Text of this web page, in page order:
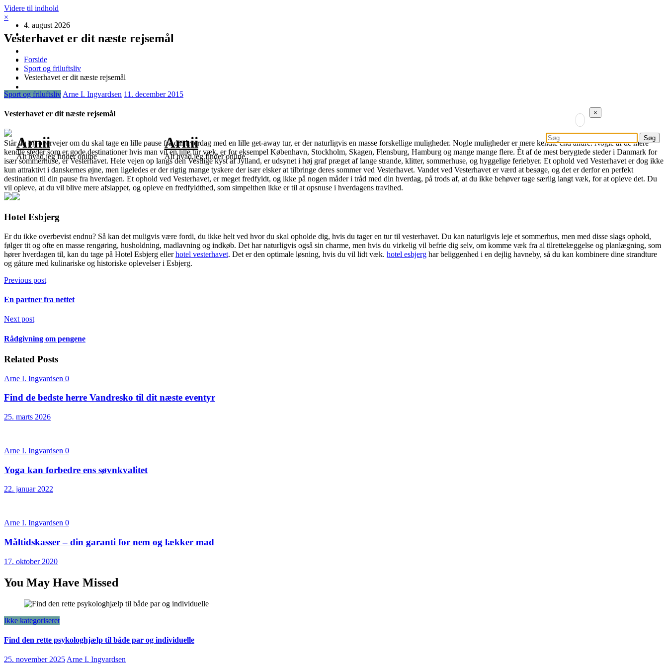
Videre til indhold
4. august 2026
Arnii
Alt hvad jeg finder online
Arnii
Alt hvad jeg finder online
×
×
Vesterhavet er dit næste rejsemål
Forside
Sport og friluftsliv
Vesterhavet er dit næste rejsemål
Sport og friluftsliv Arne I. Ingvardsen 11. december 2015
Vesterhavet er dit næste rejsemål
Står du og overvejer om du skal tage en lille pause fra din hverdag med en lille get-away tur, er der naturligvis en masse forskellige muligheder. Nogle muligheder er mere kendte end andre. Nogle af de mere
kendte steder som er gode destinationer hvis man vil en lille tur væk, er for eksempel København, Stockholm, Skagen, Flensburg, Hamburg og mange mange flere. Èt af de mest berygtede steder i Danmark for
især sommerhuse, er Vesterhavet. Hele vejen op langs den Vestlige kyst af Jylland, er udsynet i høj graf præget af lange strande, klitter, sommerhuse, og hyggelige feriebyer. Et ophold ved Vesterhavet er dog ikke
kun attraktivt i danskernes øjne, men ligeledes er der rigtig mange tyskere der især elsker at tilbringe deres sommer ved Vesterhavet. Vandet ved Vesterhavet er værd at besøge, og det er derfor en perfekt
destination til din pause fra hverdagen. Et ophold ved Vesterhavet, er meget fredfyldt, og ikke på nogen måder i tråd med din hverdag, på trods af, at du ikke behøver tage særlig langt væk, for at opleve det. Du
vil opleve, at du vil blive mere afslappet, og opleve en fredfyldthed, som simpelthen ikke er til at opsnuse i hverdagens travlhed.
Hotel Esbjerg
Er du ikke overbevist endnu? Så kan det muligvis være fordi, du ikke helt ved hvor du skal opholde dig, hvis du tager en tur til vesterhavet. Du kan naturligvis leje et sommerhus, men med disse slags ophold,
følger tit og ofte en masse rengøring, husholdning, madlavning og indkøb. Det har naturligvis også sin charme, men hvis du virkelig vil befrie dig selv, om komme væk fra al tilrettelæggelse og planlægning, som
hører hverdagen til, kan du tage på Hotel Esbjerg ellerhotel vesterhavet. Det er den optimale løsning, hvis du vil lidt væk. hotel esbjerg har beliggenhed i en dejlig havneby, så du kan kombinere dine strandture
og gåture med kulinariske og historiske oplevelser i Esbjerg.
Previous post
En partner fra nettet
Next post
Rådgivning om pengene
Related Posts
Arne I. Ingvardsen 0
Find de bedste herre Vandresko til dit næste eventyr
25. marts 2026
Arne I. Ingvardsen 0
Yoga kan forbedre ens søvnkvalitet
22. januar 2022
Arne I. Ingvardsen 0
Måltidskasser – din garanti for nem og lækker mad
17. oktober 2020
You May Have Missed
Ikke kategoriseret
Find den rette psykologhjælp til både par og individuelle
25. november 2025 Arne I. Ingvardsen